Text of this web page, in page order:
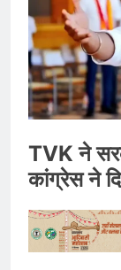
TVK ने
कांग्रेस ने